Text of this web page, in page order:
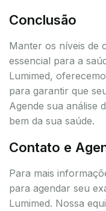
Conclusão
Manter os níveis de
essencial para a
Lumimed,
para garantir que
Agende sua análise
bem da sua saúde.
Contato e
Para mais
para agendar seu
Lumimed. Nossa